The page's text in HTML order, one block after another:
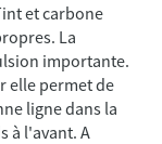
et carbone
La
importante.
elle permet de
ligne dans la
à l'avant. A